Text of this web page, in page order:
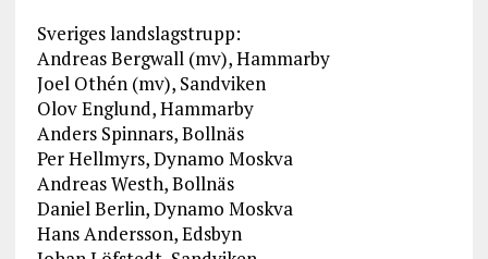
Sveriges landslagstrupp:
Andreas Bergwall (mv), Hammarby
Joel Othén (mv), Sandviken
Olov Englund, Hammarby
Anders Spinnars, Bollnäs
Per Hellmyrs, Dynamo Moskva
Andreas Westh, Bollnäs
Daniel Berlin, Dynamo Moskva
Hans Andersson, Edsbyn